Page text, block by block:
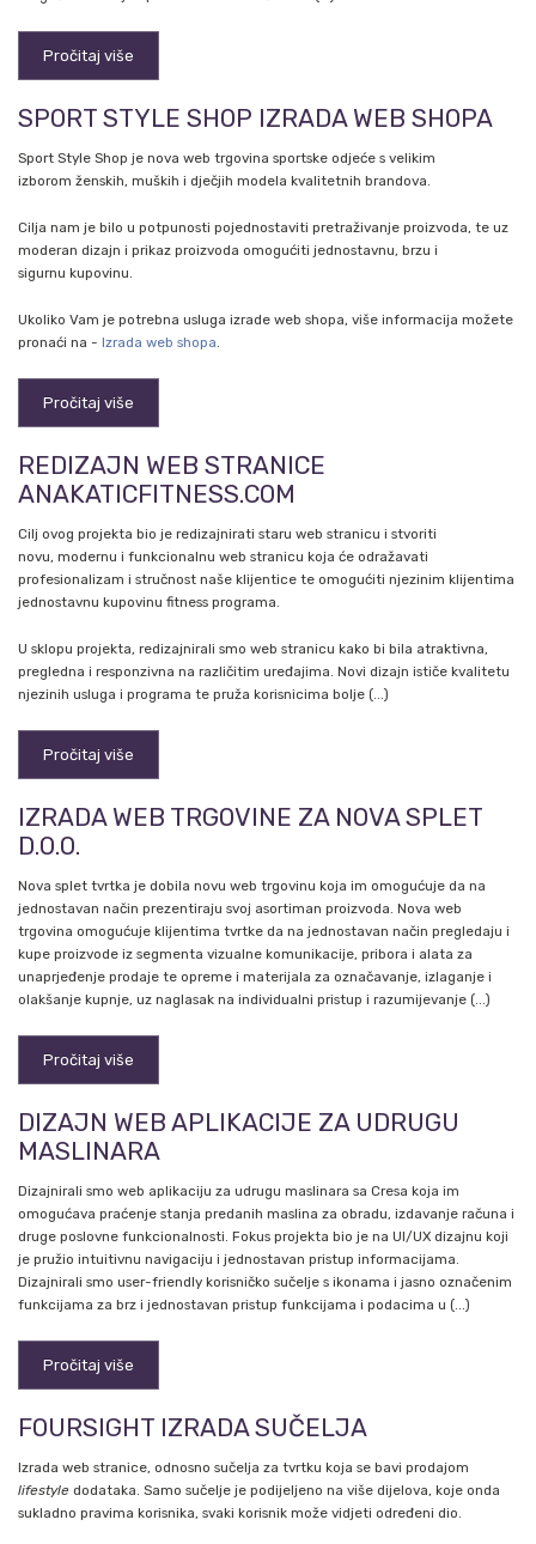
Pročitaj više
SPORT STYLE SHOP IZRADA WEB SHOPA
Sport Style Shop je nova web trgovina sportske odjeće s velikim
izborom ženskih, muških i dječjih modela kvalitetnih brandova.
Cilja nam je bilo u potpunosti pojednostaviti pretraživanje proizvoda, te uz
moderan dizajn i prikaz proizvoda omogućiti jednostavnu, brzu i
sigurnu kupovinu.
Ukoliko Vam je potrebna usluga izrade web shopa, više informacija možete
pronaći na - Izrada web shopa.
Pročitaj više
REDIZAJN WEB STRANICE
ANAKATICFITNESS.COM
Cilj ovog projekta bio je redizajnirati staru web stranicu i stvoriti
novu, modernu i funkcionalnu web stranicu koja će odražavati
profesionalizam i stručnost naše klijentice te omogućiti njezinim klijentima
jednostavnu kupovinu fitness programa.
U sklopu projekta, redizajnirali smo web stranicu kako bi bila atraktivna,
pregledna i responzivna na različitim uređajima. Novi dizajn ističe kvalitetu
njezinih usluga i programa te pruža korisnicima bolje (...)
Pročitaj više
IZRADA WEB TRGOVINE ZA NOVA SPLET
D.O.O.
Nova splet tvrtka je dobila novu web trgovinu koja im omogućuje da na
jednostavan način prezentiraju svoj asortiman proizvoda. Nova web
trgovina omogućuje klijentima tvrtke da na jednostavan način pregledaju i
kupe proizvode iz segmenta vizualne komunikacije, pribora i alata za
unaprjeđenje prodaje te opreme i materijala za označavanje, izlaganje i
olakšanje kupnje, uz naglasak na individualni pristup i razumijevanje (...)
Pročitaj više
DIZAJN WEB APLIKACIJE ZA UDRUGU
MASLINARA
Dizajnirali smo web aplikaciju za udrugu maslinara sa Cresa koja im
omogućava praćenje stanja predanih maslina za obradu, izdavanje računa i
druge poslovne funkcionalnosti. Fokus projekta bio je na UI/UX dizajnu koji
je pružio intuitivnu navigaciju i jednostavan pristup informacijama.
Dizajnirali smo user-friendly korisničko sučelje s ikonama i jasno označenim
funkcijama za brz i jednostavan pristup funkcijama i podacima u (...)
Pročitaj više
FOURSIGHT IZRADA SUČELJA
Izrada web stranice, odnosno sučelja za tvrtku koja se bavi prodajom
lifestyle dodataka. Samo sučelje je podijeljeno na više dijelova, koje onda
sukladno pravima korisnika, svaki korisnik može vidjeti određeni dio.